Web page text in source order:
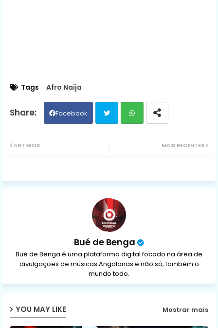
Tags Afro Naija
Facebook
ap
MAIS RECENTES
ANTIGOS
Bué de Benga
Bué de Benga é uma plataforma digital focado na área de
divulgações de músicas Angolanas e não só, também o
mundo todo.
YOU MAY LIKE Mostrar mais